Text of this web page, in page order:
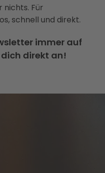
nichts. Für
schnell und direkt.
immer auf
direkt an!